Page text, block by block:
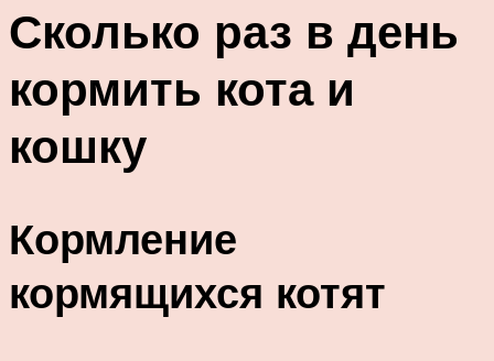
Сколько раз в день
кормить кота и
кошку
Кормление
кормящихся котят